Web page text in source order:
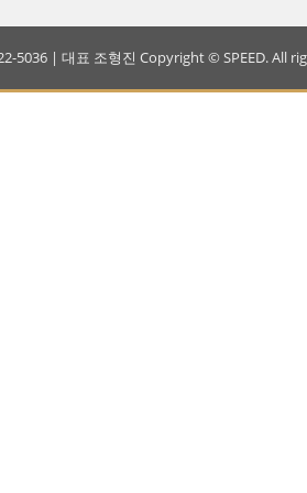
5036 | 대표 조형진 Copyright © SPEED. All